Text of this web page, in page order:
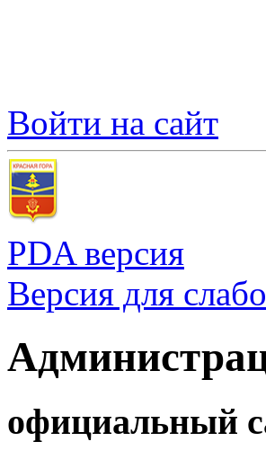
Войти на сайт
PDA версия
Версия для
официальный